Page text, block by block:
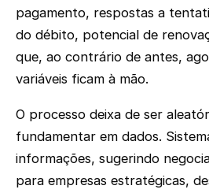
pagamento, respostas a
do débito, potencial de
que, ao contrário de antes,
variáveis ficam à mão.
O processo deixa de ser
fundamentar em dados.
informações, sugerindo
para empresas estratégicas,